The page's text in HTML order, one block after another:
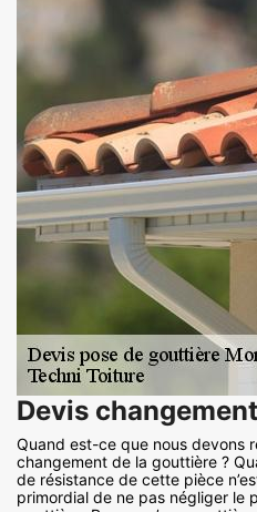
Devis
Quand est-ce que nous devons
changement de la gouttière ?
de résistance de cette pièce
primordial de ne pas négliger le